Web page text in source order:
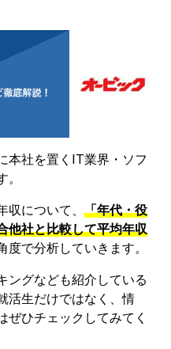
本社を置くIT業界・ソフ
について、 「年代・役
他社と比較して平均年収
度で分析していきます。
ングなども紹介している
活生だけではなく、情
ぜひチェックしてみてく